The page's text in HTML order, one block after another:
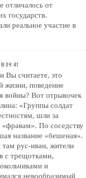
отличалось от
государств.
реальное участие в
09:41
Вы считаете, это
войны? Вот отрывочек
«Группы солдат
шли за
По соседству
название «бешеная».
и